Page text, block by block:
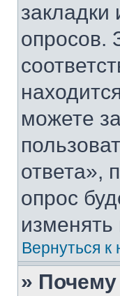
опросов.
можете
ответа»,
опрос
изменять
Вернуться к
»